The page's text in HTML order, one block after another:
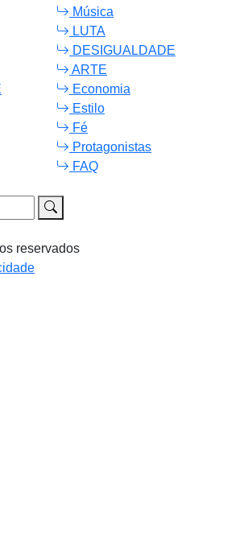
Música
LUTA
DESIGUALDADE
ARTE
Economia
Estilo
Fé
Protagonistas
FAQ
reservados